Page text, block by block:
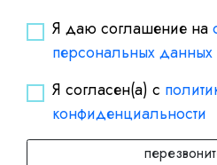
Я даю соглашение на
персональных данных
Я согласен(а) с
конфиденциальности